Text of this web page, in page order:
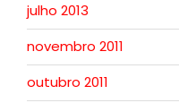
julho 2013
novembro 2011
outubro 2011